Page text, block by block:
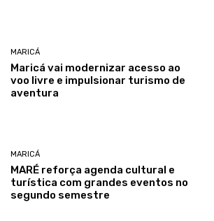
MARICÁ
Maricá vai modernizar acesso ao
voo livre e impulsionar turismo de
aventura
MARICÁ
MARÉ reforça agenda cultural e
turística com grandes eventos no
segundo semestre